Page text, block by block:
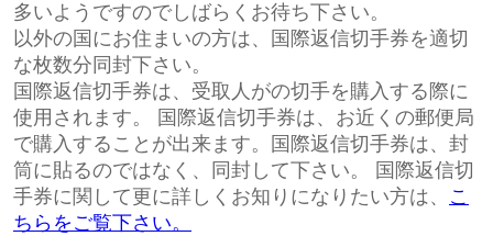
多いようですのでしばらくお待ち下さい。
以外の国にお住まいの方は、国際返信切手券を適切
な枚数分同封下さい。
国際返信切手券は、受取人がの切手を購入する際に
使用されます。 国際返信切手券は、お近くの郵便局
で購入することが出来ます。国際返信切手券は、封
筒に貼るのではなく、同封して下さい。 国際返信切
手券に関して更に詳しくお知りになりたい方は、 こ
ちらをご覧下さい。